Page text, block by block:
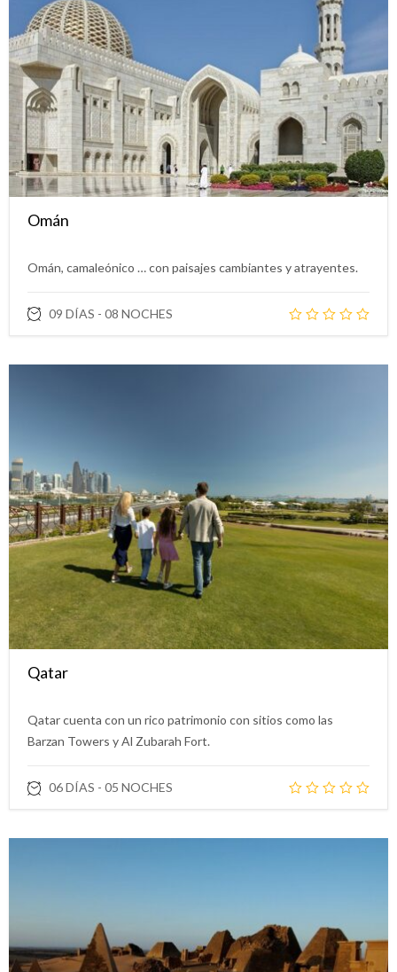
Omán
Omán, camaleónico … con paisajes cambiantes y atrayentes.
09 DÍAS - 08 NOCHES
Qatar
Qatar cuenta con un rico patrimonio con sitios como las
Barzan Towers y Al Zubarah Fort.
06 DÍAS - 05 NOCHES